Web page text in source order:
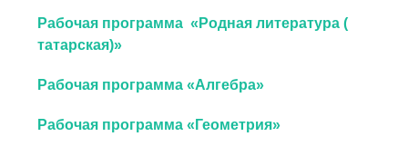
Рабочая программа «Родная литература (
татарская)»
Рабочая программа «Алгебра»
Рабочая программа «Геометрия»